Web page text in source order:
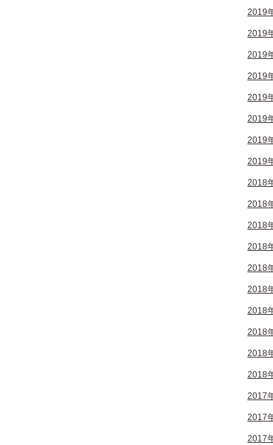
2019
2019
2019
2019
2019
2019
2019
2019
2018
2018
2018
2018
2018
2018
2018
2018
2018
2018
2017
2017
2017